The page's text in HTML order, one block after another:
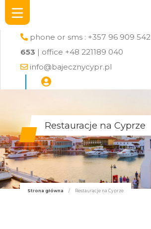
phone or sms : +357 96 909 542
653 | office +48 221189 040
info@bajecznycypr.pl
Restauracje na Cyprze
Strona główna / Restauracje na Cyprze